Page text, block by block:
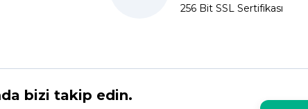
256 Bit SSL Sertifikası
bizi takip edin.